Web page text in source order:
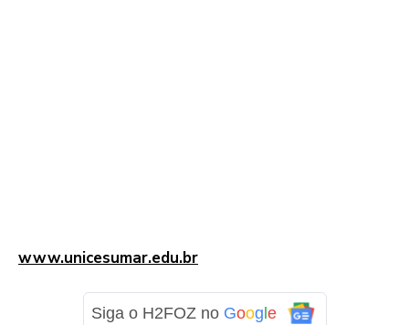
www.unicesumar.edu.br
Siga o H2FOZ no Google